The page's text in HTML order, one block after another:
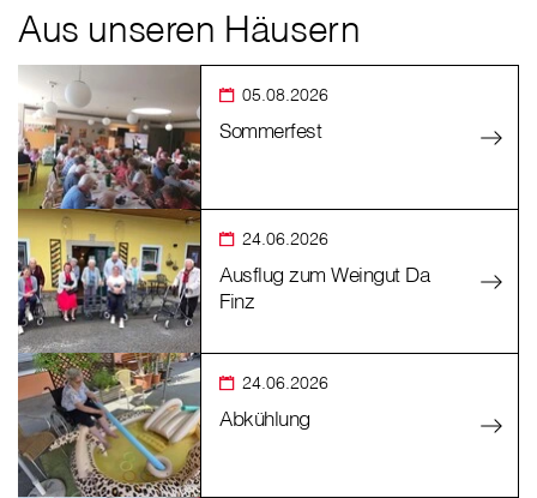
Aus unseren Häusern
05.08.2026
Sommerfest
24.06.2026
Ausflug zum Weingut Da
Finz
24.06.2026
Abkühlung